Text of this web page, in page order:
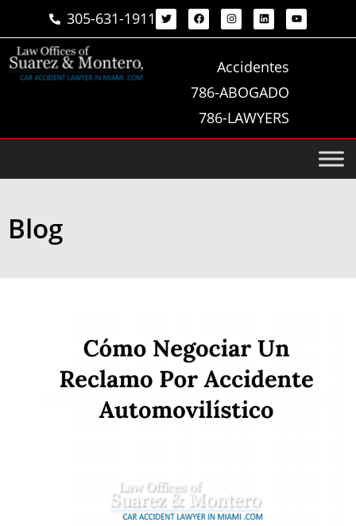
305-631-1911
Accidentes
786-ABOGADO
786-LAWYERS
Blog